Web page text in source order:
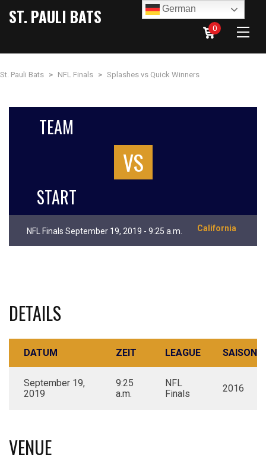
ST. PAULI BATS
0
St. Pauli Bats > NFL Finals > Splashes vs Quick Winners
TEAM
VS
START
NFL Finals September 19, 2019 - 9:25 a.m. California
DETAILS
DATUM ZEIT LEAGUE SAISON
September 19,
2019
9:25
a.m.
NFL
Finals
2016
VENUE
German